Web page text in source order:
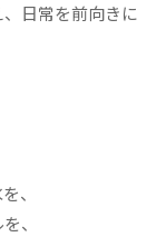
日常を前向きに
、
、